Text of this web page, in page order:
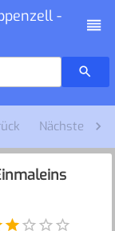
-
Nächste